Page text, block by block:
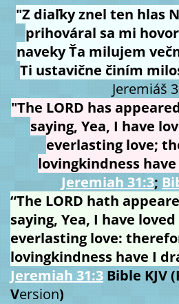
"Z diaľky znel ten hlas
prihováral sa mi
naveky Ťa milujem
Ti ustavične činím
Jeremiáš
"The LORD has
saying, Yea, I have
everlasting love;
lovingkindness
Jeremiah 31:3;
“The LORD hath
saying, Yea, I have
everlasting love:
lovingkindness have I
Jeremiah 31:3Bible KJV
Version)